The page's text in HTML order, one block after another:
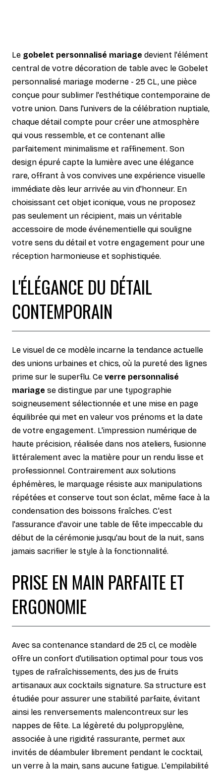
Le gobelet personnalisé mariage devient l'élément
central de votre décoration de table avec le Gobelet
personnalisé mariage moderne - 25 CL, une pièce
conçue pour sublimer l'esthétique contemporaine de
votre union. Dans l'univers de la célébration nuptiale,
chaque détail compte pour créer une atmosphère
qui vous ressemble, et ce contenant allie
parfaitement minimalisme et raffinement. Son
design épuré capte la lumière avec une élégance
rare, offrant à vos convives une expérience visuelle
immédiate dès leur arrivée au vin d'honneur. En
choisissant cet objet iconique, vous ne proposez
pas seulement un récipient, mais un véritable
accessoire de mode événementielle qui souligne
votre sens du détail et votre engagement pour une
réception harmonieuse et sophistiquée.
L'ÉLÉGANCE DU DÉTAIL
CONTEMPORAIN
Le visuel de ce modèle incarne la tendance actuelle
des unions urbaines et chics, où la pureté des lignes
prime sur le superflu. Ce verre personnalisé
mariage se distingue par une typographie
soigneusement sélectionnée et une mise en page
équilibrée qui met en valeur vos prénoms et la date
de votre engagement. L'impression numérique de
haute précision, réalisée dans nos ateliers, fusionne
littéralement avec la matière pour un rendu lisse et
professionnel. Contrairement aux solutions
éphémères, le marquage résiste aux manipulations
répétées et conserve tout son éclat, même face à la
condensation des boissons fraîches. C'est
l'assurance d'avoir une table de fête impeccable du
début de la cérémonie jusqu'au bout de la nuit, sans
jamais sacrifier le style à la fonctionnalité.
PRISE EN MAIN PARFAITE ET
ERGONOMIE
Avec sa contenance standard de 25 cl, ce modèle
offre un confort d'utilisation optimal pour tous vos
types de rafraîchissements, des jus de fruits
artisanaux aux cocktails signature. Sa structure est
étudiée pour assurer une stabilité parfaite, évitant
ainsi les renversements malencontreux sur les
nappes de fête. La légèreté du polypropylène,
associée à une rigidité rassurante, permet aux
invités de déambuler librement pendant le cocktail,
un verre à la main, sans aucune fatigue. L'empilabilité